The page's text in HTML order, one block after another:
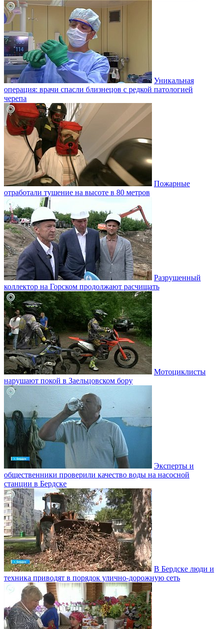
Уникальная
операция: врачи спасли близнецов с редкой патологией
черепа
Пожарные
отработали тушение на высоте в 80 метров
Разрушенный
коллектор на Горском продолжают расчищать
Мотоциклисты
нарушают покой в Заельцовском бору
Эксперты и
общественники проверили качество воды на насосной
станции в Бердске
В Бердске люди и
техника приводят в порядок улично‑дорожную сеть